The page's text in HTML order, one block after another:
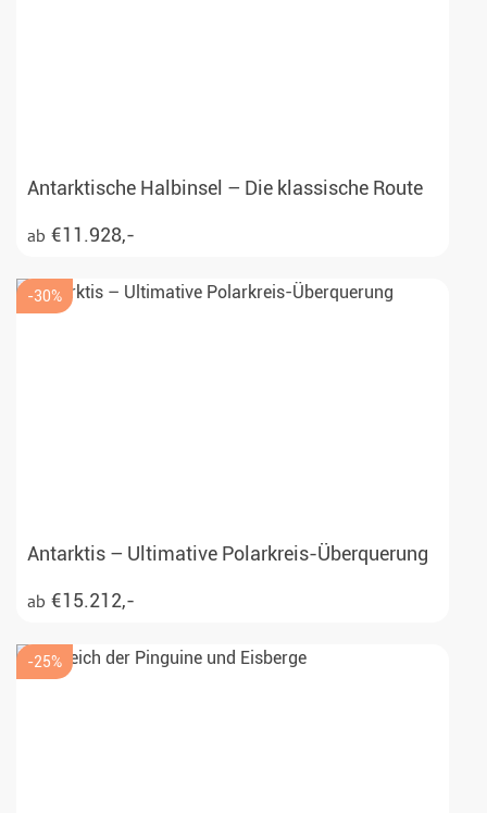
Antarktische Halbinsel – Die klassische Route
ab €11.928,-
-30%
Antarktis – Ultimative Polarkreis-Überquerung
ab €15.212,-
-25%